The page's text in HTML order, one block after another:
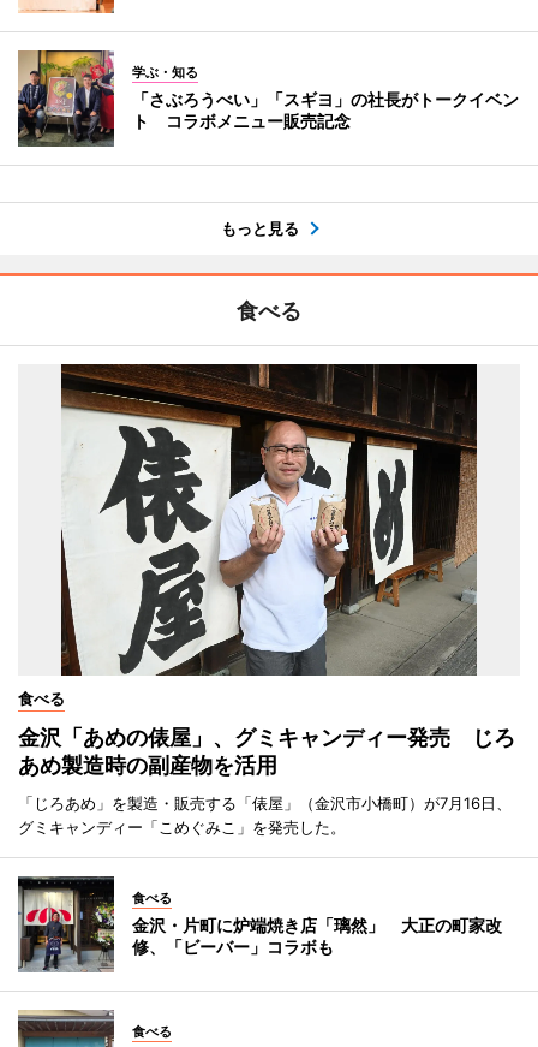
学ぶ・知る
「さぶろうべい」「スギヨ」の社長がトークイベン
ト コラボメニュー販売記念
もっと見る
食べる
食べる
金沢「あめの俵屋」、グミキャンディー発売 じろ
あめ製造時の副産物を活用
「じろあめ」を製造・販売する「俵屋」（金沢市小橋町）が7月16日、
グミキャンディー「こめぐみこ」を発売した。
食べる
金沢・片町に炉端焼き店「璃然」 大正の町家改
修、「ビーバー」コラボも
食べる